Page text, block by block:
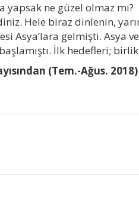
ne güzel olmaz mı?
Hele biraz dinlenin,
Asya’lara gelmişti. Asya
İlk hedefleri;
(Tem.-Ağus.